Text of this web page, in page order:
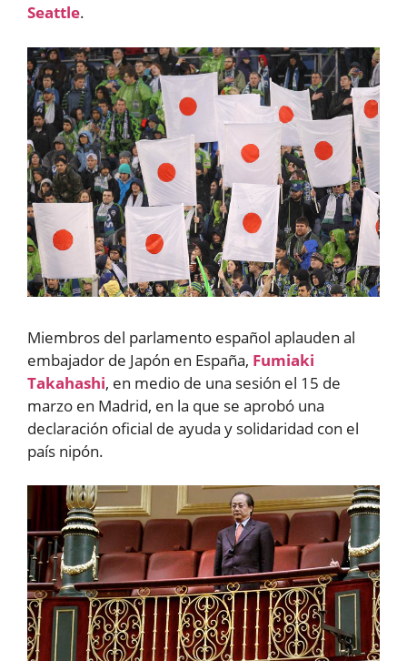
Seattle.
Miembros del parlamento español aplauden al
embajador de Japón en España, Fumiaki
Takahashi, en medio de una sesión el 15 de
marzo en Madrid, en la que se aprobó una
declaración oficial de ayuda y solidaridad con el
país nipón.